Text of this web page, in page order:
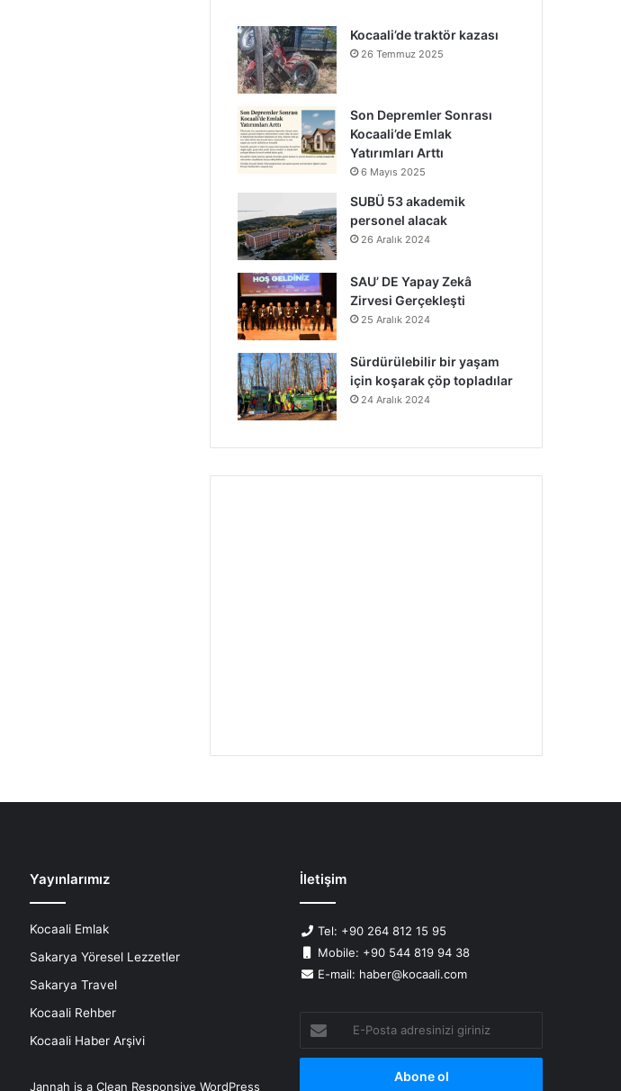
Kocaali’de traktör kazası
26 Temmuz 2025
Son Depremler Sonrası
Kocaali’de Emlak
Yatırımları Arttı
6 Mayıs 2025
SUBÜ 53 akademik
personel alacak
26 Aralık 2024
SAU’ DE Yapay Zekâ
Zirvesi Gerçekleşti
25 Aralık 2024
Sürdürülebilir bir yaşam
için koşarak çöp topladılar
24 Aralık 2024
Yayınlarımız
Kocaali Emlak
Sakarya Yöresel Lezzetler
Sakarya Travel
Kocaali Rehber
Kocaali Haber Arşivi
Jannah is a Clean Responsive WordPress
İletişim
Tel: +90 264 812 15 95
Mobile: +90 544 819 94 38
E-mail: haber@kocaali.com
Posta
adresinizi